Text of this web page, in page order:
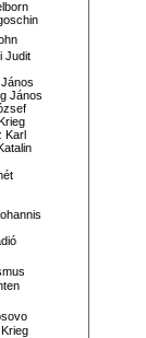
Judit
János
János
Karl
Krieg